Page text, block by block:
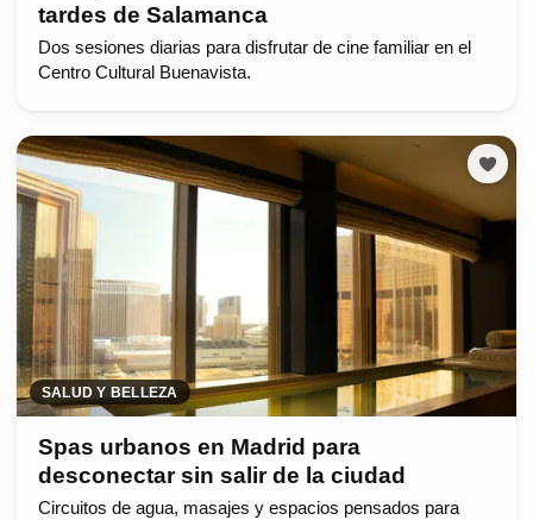
tardes de Salamanca
Dos sesiones diarias para disfrutar de cine familiar en el
Centro Cultural Buenavista.
SALUD Y BELLEZA
Spas urbanos en Madrid para
desconectar sin salir de la ciudad
Circuitos de agua, masajes y espacios pensados para